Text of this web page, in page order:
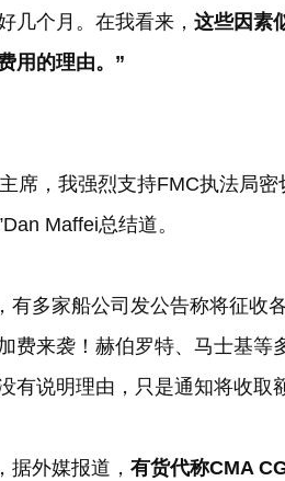
几个月。在我看来， 这些因素
用的理由。”
席，我强烈支持FMC执法局密
Dan Maffei总结道。
有多家船公司发公告称将征收
费来袭！赫伯罗特、马士基等
有说明理由，只是通知将收取
据外媒报道， 有货代称CMA